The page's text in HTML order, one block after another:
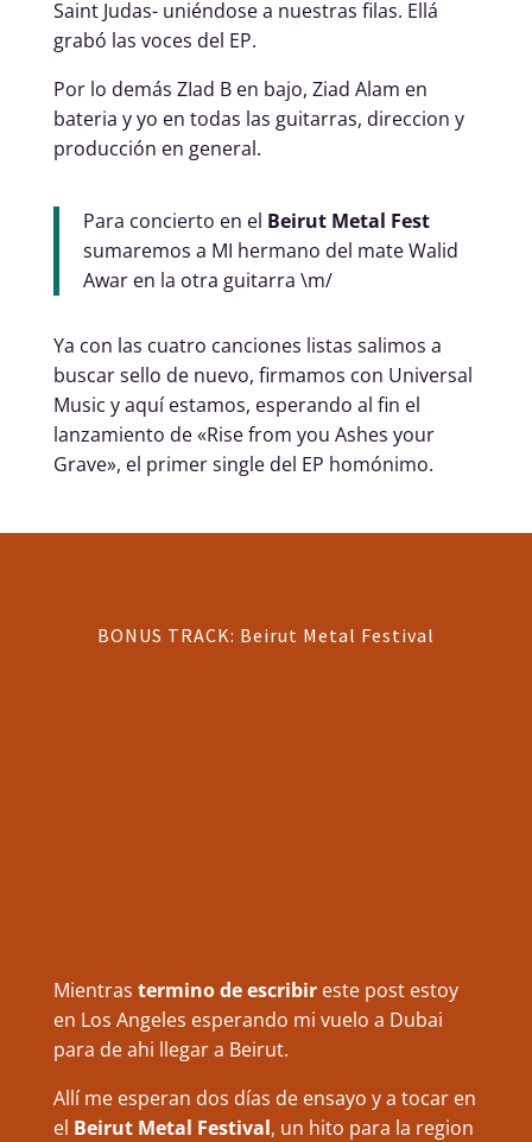
Saint Judas- uniéndose a nuestras filas. Ellá
grabó las voces del EP.
Por lo demás ZIad B en bajo, Ziad Alam en
bateria y yo en todas las guitarras, direccion y
producción en general.
Para concierto en el Beirut Metal Fest
sumaremos a MI hermano del mate Walid
Awar en la otra guitarra \m/
Ya con las cuatro canciones listas salimos a
buscar sello de nuevo, firmamos con Universal
Music y aquí estamos, esperando al fin el
lanzamiento de «Rise from you Ashes your
Grave», el primer single del EP homónimo.
BONUS TRACK: Beirut Metal Festival
Mientras termino de escribireste post estoy
en Los Angeles esperando mi vuelo a Dubai
para de ahi llegar a Beirut.
Allí me esperan dos días de ensayo y a tocar en
el Beirut Metal Festival, un hito para la region